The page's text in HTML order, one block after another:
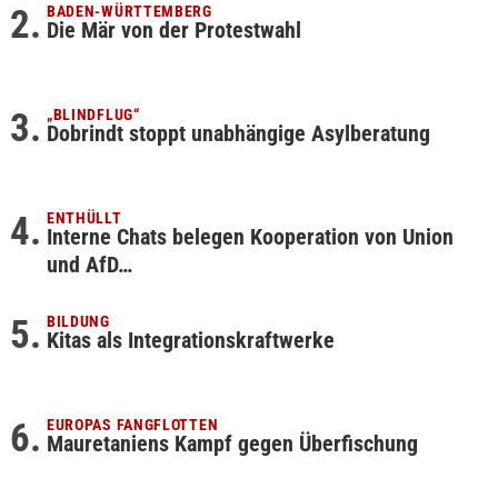
BADEN-WÜRTTEMBERG
Die Mär von der Protestwahl
„BLINDFLUG“
Dobrindt stoppt unabhängige Asylberatung
ENTHÜLLT
Interne Chats belegen Kooperation von Union
und AfD…
BILDUNG
Kitas als Integrationskraftwerke
EUROPAS FANGFLOTTEN
Mauretaniens Kampf gegen Überfischung